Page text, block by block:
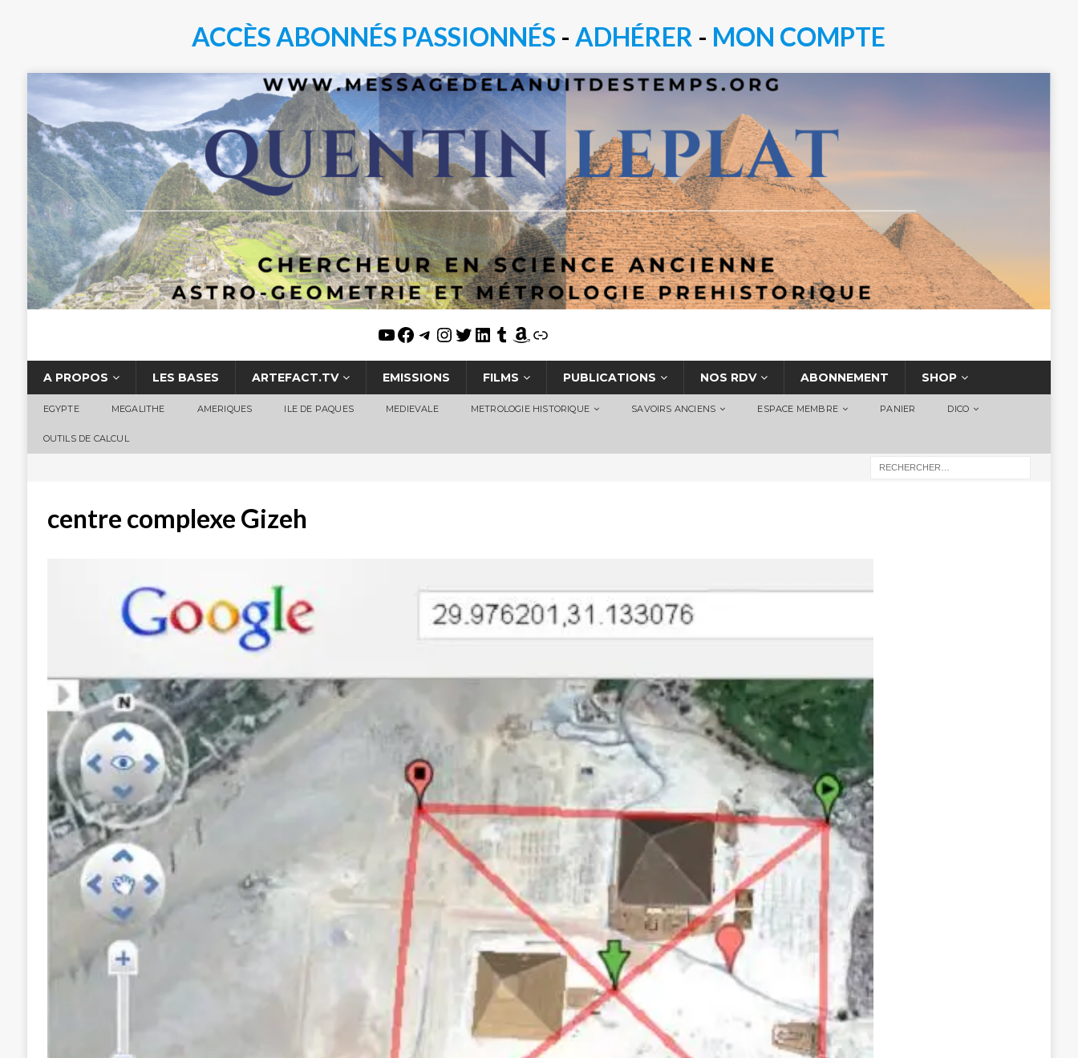
ACCÈS ABONNÉS PASSIONNÉS -ADHÉRER - MON COMPTE
A PROPOS LES BASES ARTEFACT.TV EMISSIONS FILMS PUBLICATIONS NOS RDV ABONNEMENT SHOP
EGYPTE MEGALITHE AMERIQUES ILE DE PAQUES MEDIEVALE METROLOGIE HISTORIQUE SAVOIRS ANCIENS ESPACE MEMBRE PANIER DICO
OUTILS DE CALCUL
centre complexe Gizeh